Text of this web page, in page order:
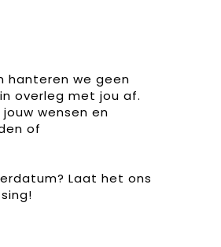
hanteren we geen
overleg met jou af.
wensen en
of
Laat het ons